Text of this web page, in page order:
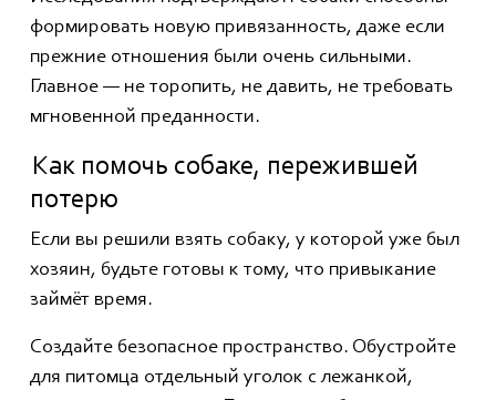
формировать новую привязанность, даже если
прежние отношения были очень сильными.
Главное — не торопить, не давить, не требовать
мгновенной преданности.
Как помочь собаке, пережившей
потерю
Если вы решили взять собаку, у которой уже был
хозяин, будьте готовы к тому, что привыкание
займёт время.
Создайте безопасное пространство. Обустройте
для питомца отдельный уголок с лежанкой,